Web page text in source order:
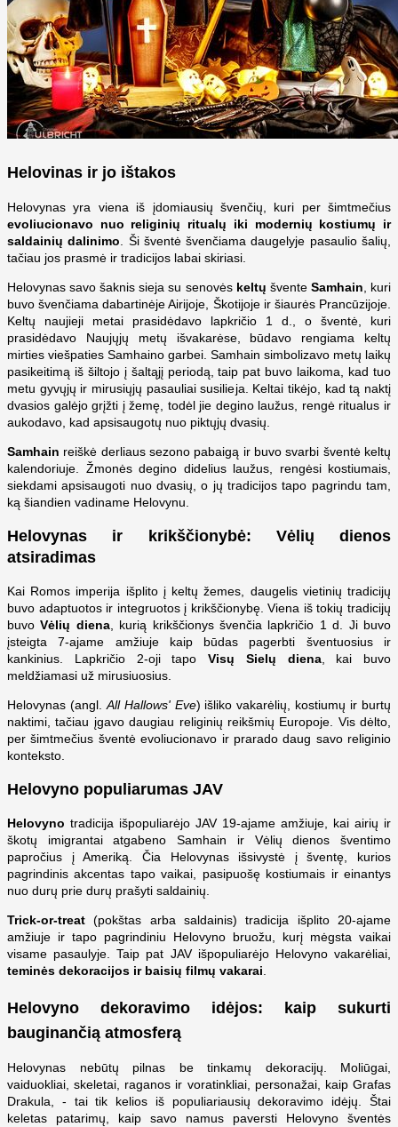
Helovinas ir jo ištakos
Helovynas yra viena iš įdomiausių švenčių, kuri per šimtmečius
evoliucionavo nuo religinių ritualų iki modernių kostiumų ir
saldainių dalinimo . Ši šventė švenčiama daugelyje pasaulio šalių,
tačiau jos prasmė ir tradicijos labai skiriasi.
Helovynas savo šaknis sieja su senovės keltų švente Samhain , kuri
buvo švenčiama dabartinėje Airijoje, Škotijoje ir šiaurės Prancūzijoje.
Keltų naujieji metai prasidėdavo lapkričio 1 d., o šventė, kuri
prasidėdavo Naujųjų metų išvakarėse, būdavo rengiama keltų
mirties viešpaties Samhaino garbei. Samhain simbolizavo metų laikų
pasikeitimą iš šiltojo į šaltąjį periodą, taip pat buvo laikoma, kad tuo
metu gyvųjų ir mirusiųjų pasauliai susilieja. Keltai tikėjo, kad tą naktį
dvasios galėjo grįžti į žemę, todėl jie degino laužus, rengė ritualus ir
aukodavo, kad apsisaugotų nuo piktųjų dvasių.
Samhain reiškė derliaus sezono pabaigą ir buvo svarbi šventė keltų
kalendoriuje. Žmonės degino didelius laužus, rengėsi kostiumais,
siekdami apsisaugoti nuo dvasių, o jų tradicijos tapo pagrindu tam,
ką šiandien vadiname Helovynu.
Helovynas ir krikščionybė: Vėlių dienos
atsiradimas
Kai Romos imperija išplito į keltų žemes, daugelis vietinių tradicijų
buvo adaptuotos ir integruotos į krikščionybę. Viena iš tokių tradicijų
buvoVėlių diena, kurią krikščionys švenčia lapkričio 1 d. Ji buvo
įsteigta 7-ajame amžiuje kaip būdas pagerbti šventuosius ir
kankinius. Lapkričio 2-oji tapo Visų Sielų diena, kai buvo
meldžiamasi už mirusiuosius.
Helovynas (angl. All Hallows' Eve) išliko vakarėlių, kostiumų ir burtų
naktimi, tačiau įgavo daugiau religinių reikšmių Europoje. Vis dėlto,
per šimtmečius šventė evoliucionavo ir prarado daug savo religinio
konteksto.
Helovyno populiarumas JAV
Helovyno tradicija išpopuliarėjo JAV 19-ajame amžiuje, kai airių ir
škotų imigrantai atgabeno Samhain ir Vėlių dienos šventimo
papročius į Ameriką. Čia Helovynas išsivystė į šventę, kurios
pagrindinis akcentas tapo vaikai, pasipuošę kostiumais ir einantys
nuo durų prie durų prašyti saldainių.
Trick-or-treat (pokštas arba saldainis) tradicija išplito 20-ajame
amžiuje ir tapo pagrindiniu Helovyno bruožu, kurį mėgsta vaikai
visame pasaulyje. Taip pat JAV išpopuliarėjo Helovyno vakarėliai,
teminės dekoracijos ir baisių filmų vakarai
Helovyno dekoravimo idėjos: kaip sukurti
bauginančią atmosferą
Helovynas nebūtų pilnas be tinkamų dekoracijų. Moliūgai,
vaiduokliai, skeletai, raganos ir voratinkliai, personažai, kaip Grafas
Drakula, - tai tik kelios iš populiariausių dekoravimo idėjų. Štai
keletas patarimų, kaip savo namus paversti Helovyno šventės